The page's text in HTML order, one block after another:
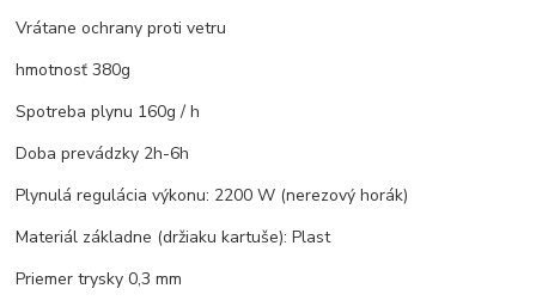
Vrátane ochrany proti vetru
hmotnosť 380g
Spotreba plynu 160g / h
Doba prevádzky 2h-6h
Plynulá regulácia výkonu: 2200 W (nerezový horák)
Materiál základne (držiaku kartuše): Plast
Priemer trysky 0,3 mm